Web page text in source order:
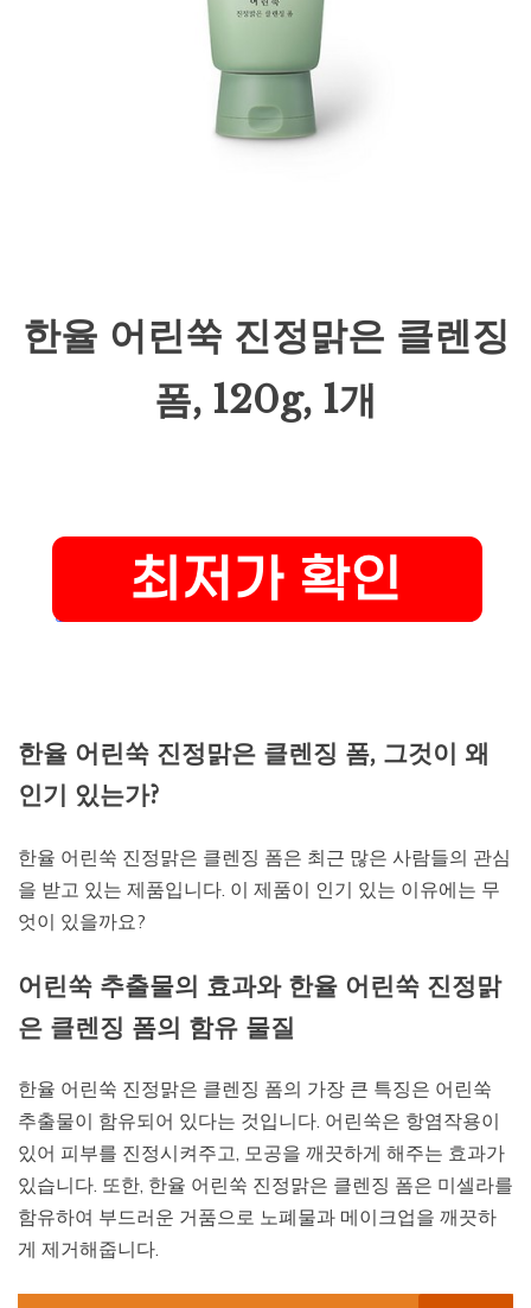
한율 어린쑥 진정맑은 클렌징
폼, 120g, 1개
한율 어린쑥 진정맑은 클렌징 폼, 그것이 왜
인기 있는가?
한율 어린쑥 진정맑은 클렌징 폼은 최근 많은 사람들의 관심
을 받고 있는 제품입니다. 이 제품이 인기 있는 이유에는 무
엇이 있을까요?
어린쑥 추출물의 효과와 한율 어린쑥 진정맑
은 클렌징 폼의 함유 물질
한율 어린쑥 진정맑은 클렌징 폼의 가장 큰 특징은 어린쑥
추출물이 함유되어 있다는 것입니다. 어린쑥은 항염작용이
있어 피부를 진정시켜주고, 모공을 깨끗하게 해주는 효과가
있습니다. 또한, 한율 어린쑥 진정맑은 클렌징 폼은 미셀라를
함유하여 부드러운 거품으로 노폐물과 메이크업을 깨끗하
게 제거해줍니다.